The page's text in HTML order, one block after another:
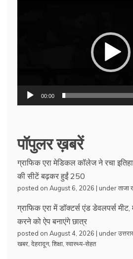
00:00
पॉपुलर ख़बरें
ग्राफिक एरा मेडिकल कॉलेज ने रचा
की सीटें बढ़कर हुईं 250
posted on August 6, 2026 | underताजा
ग्राफिक एरा में डॉक्टर्स एंड डेवलपर्स
करने को ऐप बनाएंगे छात्र
posted on August 4, 2026 | under
खबर देहरादून, शिक्षा स्वास्थ्य-सेहत